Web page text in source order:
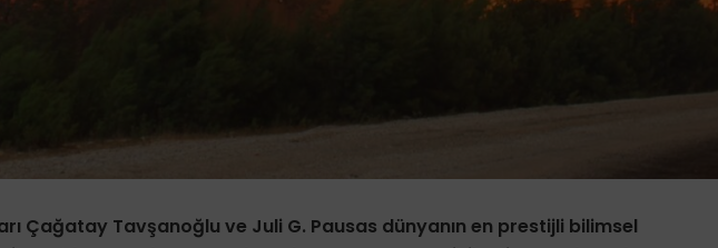
Çağatay Tavşanoğlu ve Juli G. Pausas dünyanın en prestijli bilimsel